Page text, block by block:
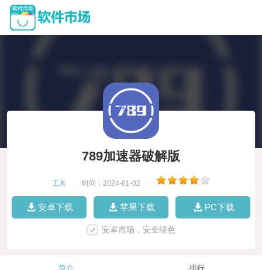
789加速器破解版
工具 时间：2024-01-02
安卓下载 苹果下载 PC下载
安卓市场，安全绿色
简介 排行